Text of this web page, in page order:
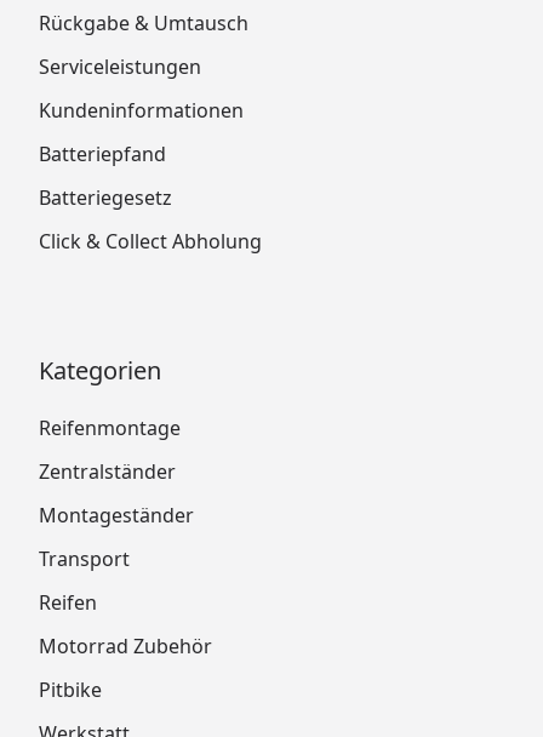
Rückgabe & Umtausch
Serviceleistungen
Kundeninformationen
Batteriepfand
Batteriegesetz
Click & Collect Abholung
Kategorien
Reifenmontage
Zentralständer
Montageständer
Transport
Reifen
Motorrad Zubehör
Pitbike